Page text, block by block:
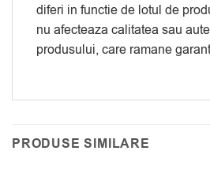
diferi in functie de lotul de
nu afecteaza calitatea sau
produsului, care ramane
PRODUSE SIMILARE